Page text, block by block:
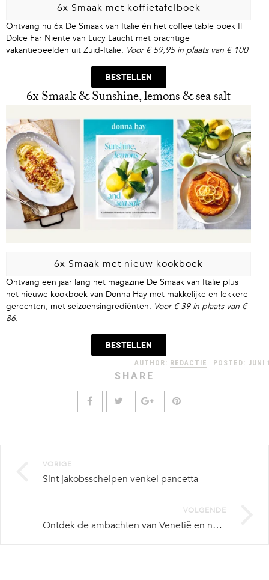
6x Smaak met koffietafelboek
Ontvang nu 6x De Smaak van Italië én het coffee table boek Il
Dolce Far Niente van Lucy Laucht met prachtige
vakantiebeelden uit Zuid-Italië. Voor € 59,95 in plaats van € 100
BESTELLEN
6x Smaak & Sunshine, lemons & sea salt
6x Smaak met nieuw kookboek
Ontvang een jaar lang het magazine De Smaak van Italië plus
het nieuwe kookboek van Donna Hay met makkelijke en lekkere
gerechten, met seizoensingrediënten. Voor ​€ 39 in plaats van €
86.
BESTELLEN
AUTHOR: REDACTIE POSTED: JUNI
SHARE
VORIGE
Sint jakobsschelpen venkel pancetta
VOLGENDE
Ontdek de ambachten van Venetië en neem een kijkje in de ateliers